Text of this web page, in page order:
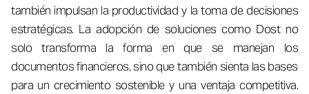
también impulsan la productividad y la toma de decisiones
estratégicas. La adopción de soluciones como Dost no
solo transforma la forma en que se manejan los
documentos financieros, sino que también sienta las bases
para un crecimiento sostenible y una ventaja competitiva.